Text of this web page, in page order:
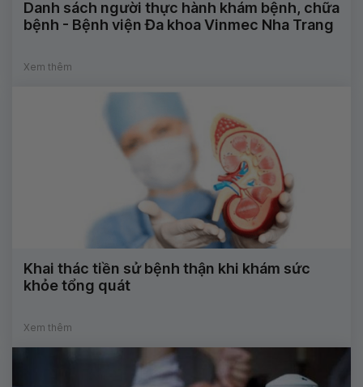
Danh sách người thực hành khám bệnh, chữa
bệnh - Bệnh viện Đa khoa Vinmec Nha Trang
Xem thêm
Khai thác tiền sử bệnh thận khi khám sức
khỏe tổng quát
Xem thêm